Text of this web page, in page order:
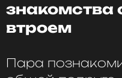
знакомства
втроем
Пара